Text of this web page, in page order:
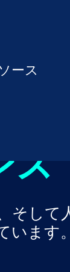
ース
ス
そして
ます。